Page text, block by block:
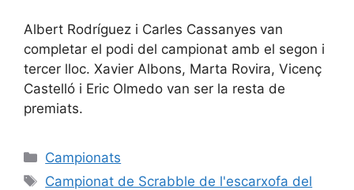
Albert Rodríguez i Carles Cassanyes van
completar el podi del campionat amb el segon i
tercer lloc. Xavier Albons, Marta Rovira, Vicenç
Castelló i Eric Olmedo van ser la resta de
premiats.
Categories
Campionats
Etiquetes
Campionat de Scrabble de l'escarxofa del